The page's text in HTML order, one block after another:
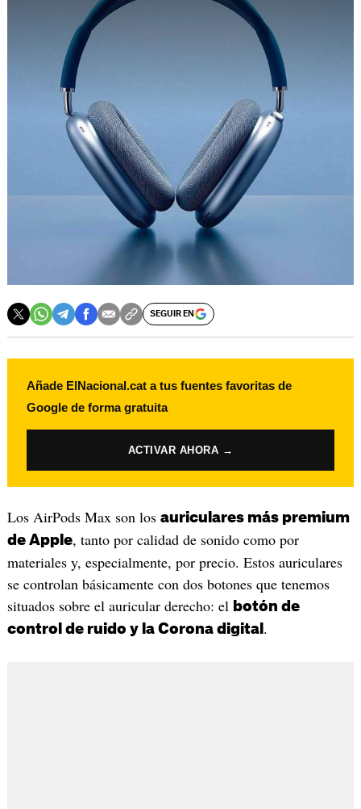
SEGUIR EN
Añade ElNacional.cat a tus fuentes favoritas de
Google de forma gratuita
ACTIVAR AHORA →
Los AirPods Max son los auriculares más premium
de Apple, tanto por calidad de sonido como por
materiales y, especialmente, por precio. Estos auriculares
se controlan básicamente con dos botones que tenemos
situados sobre el auricular derecho: el botón de
control de ruido y la Corona digital .